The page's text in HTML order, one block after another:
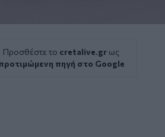
Προσθέστε το cretalive.gr ως
πηγή στο Google